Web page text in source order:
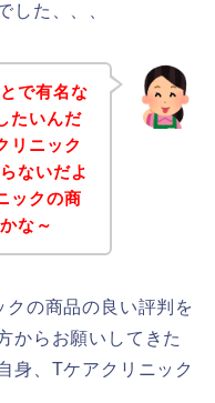
した、、、
で有名な
たいんだ
リニック
ないだよ
ックの商
な～
の商品の良い評判を
からお願いしてきた
身、Tケアクリニック